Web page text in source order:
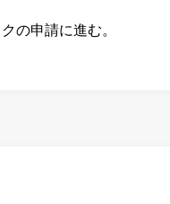
の申請に進む。